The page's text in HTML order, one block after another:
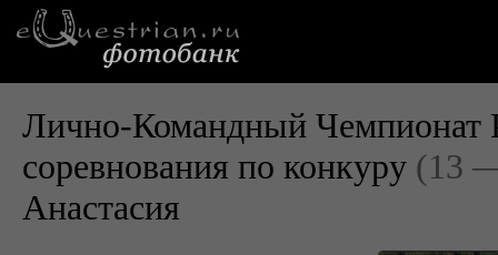
Лично-Командный Чемпионат
соревнования по конкуру (13
Анастасия